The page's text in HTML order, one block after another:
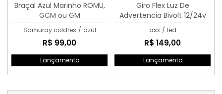
Braçal Azul Marinho ROMU,
GCM ou GM
Samuray coldres / azul
R$ 99,00
Lançamento
Giro Flex Luz De
Advertencia Bivolt 12/24v
Amarelo
asx / led
R$ 149,00
Lançamento